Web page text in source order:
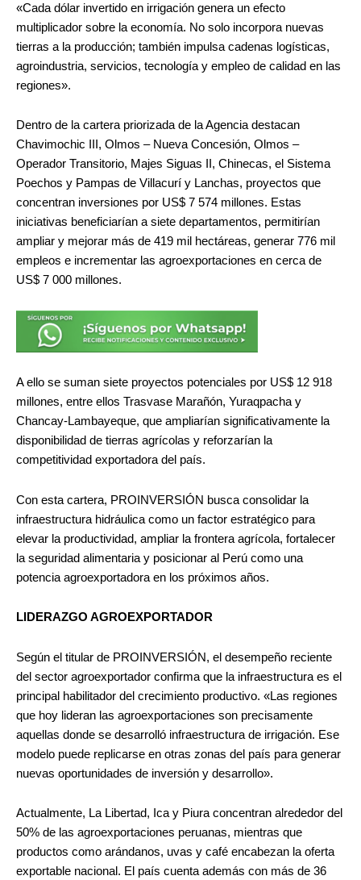
«Cada dólar invertido en irrigación genera un efecto
multiplicador sobre la economía. No solo incorpora nuevas
tierras a la producción; también impulsa cadenas logísticas,
agroindustria, servicios, tecnología y empleo de calidad en las
regiones».
Dentro de la cartera priorizada de la Agencia destacan
Chavimochic III, Olmos – Nueva Concesión, Olmos –
Operador Transitorio, Majes Siguas II, Chinecas, el Sistema
Poechos y Pampas de Villacurí y Lanchas, proyectos que
concentran inversiones por US$ 7 574 millones. Estas
iniciativas beneficiarían a siete departamentos, permitirían
ampliar y mejorar más de 419 mil hectáreas, generar 776 mil
empleos e incrementar las agroexportaciones en cerca de
US$ 7 000 millones.
A ello se suman siete proyectos potenciales por US$ 12 918
millones, entre ellos Trasvase Marañón, Yuraqpacha y
Chancay-Lambayeque, que ampliarían significativamente la
disponibilidad de tierras agrícolas y reforzarían la
competitividad exportadora del país.
Con esta cartera, PROINVERSIÓN busca consolidar la
infraestructura hidráulica como un factor estratégico para
elevar la productividad, ampliar la frontera agrícola, fortalecer
la seguridad alimentaria y posicionar al Perú como una
potencia agroexportadora en los próximos años.
LIDERAZGO AGROEXPORTADOR
Según el titular de PROINVERSIÓN, el desempeño reciente
del sector agroexportador confirma que la infraestructura es el
principal habilitador del crecimiento productivo. «Las regiones
que hoy lideran las agroexportaciones son precisamente
aquellas donde se desarrolló infraestructura de irrigación. Ese
modelo puede replicarse en otras zonas del país para generar
nuevas oportunidades de inversión y desarrollo».
Actualmente, La Libertad, Ica y Piura concentran alrededor del
50% de las agroexportaciones peruanas, mientras que
productos como arándanos, uvas y café encabezan la oferta
exportable nacional. El país cuenta además con más de 36